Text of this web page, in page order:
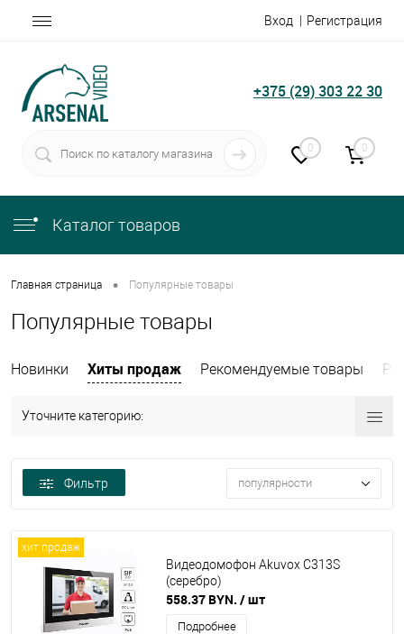
Вход Регистрация
+375 (29) 303 22 30
0 0
Каталог товаров
Главная страница • Популярные товары
Популярные товары
Новинки Хиты продаж Рекомендуемые товары
Уточните категорию:
Фильтр популярности
хит продаж
Видеодомофон Akuvox C313S
(серебро)
558.37 BYN. / шт
Подробнее